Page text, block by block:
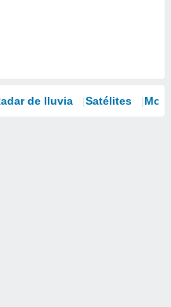
de lluvia Satélites